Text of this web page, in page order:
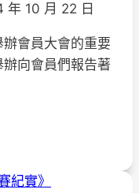
年 10 月 22 日
會員大會的重要
向會員們報告著